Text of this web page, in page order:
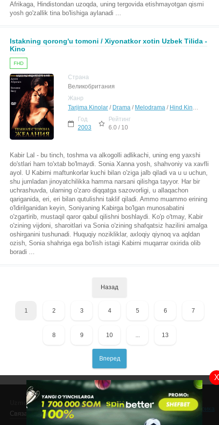
Afrikaga, Hindistondan uzoqda, uning tergovida etishmayotgan qismi
yosh go'zallik tina bo'lishiga aylanadi ...
Istakning qorong'u tomoni / Xiyonatkor xotin Uzbek Tilida -
Kino
FHD
Страна
Великобритания
Жанр
Tarjima Kinolar / Drama / Melodrama / Hind Kinolar Uzbek Tilida
Год
2003
Рейтинг
6.0 / 10
Kabir Lal - bu tinch, toshma va alkogolli adlikachi, uning eng yaxshi
do'stlari ham to'xtab bo'lmaydi. Sonia Xanna yosh, shahvoniy va xavfli
ayol. U Kabirni maftunkorlar kuchi bilan o'ziga jalb qiladi va u u uchun,
shu jumladan jinoyatchilikka hamma narsani qilishga tayyor. Har bir
uchrashuvda, ularning o'zaro diqqatga sazovorligi, u allaqachon
qariganida, eri, eri bilan qutulishni taklif qiladi. Ammo muammo erining
o'ldirilganidan keyin, Soniyaning Kabirga bo'lgan munosabatini
o'zgartirib, mustaqil qaror qabul qilishni boshlaydi. Ko'p o'tmay, Kabir
o'zining vijdoni, sharoitlari va Sonia o'zining shafqatsiz hazilini amalga
oshirganini tushunadi. Huquqiy nozikliklar, axloqiy qiynoq va aqldan
ozish, Sonia shahriga ega bo'lish istagi Kabirni muqarrar oxirida olib
boradi ...
Назад
1 2 3 4 5 6 7
8 9 10 ... 13
Вперед
Uzmovi- скачать фильмы на телефон!
Связаться
X